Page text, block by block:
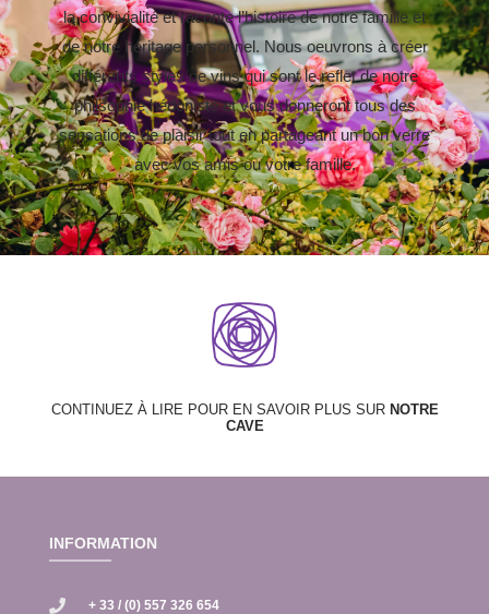
la convivialité et raconte l’histoire de notre famille et
de notre héritage personnel. Nous oeuvrons à créer
différents styles de vins qui sont le reflet de notre
philsophie hédoniste et vous donneront tous des
sensations de plaisir tout en partageant un bon verre
avec vos amis ou votre famille.
CONTINUEZ À LIRE POUR EN SAVOIR PLUS SUR NOTRE
CAVE
INFORMATION
+ 33 / (0) 557 326 654